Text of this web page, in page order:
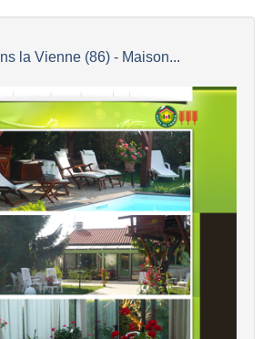
la Vienne (86) - Maison...